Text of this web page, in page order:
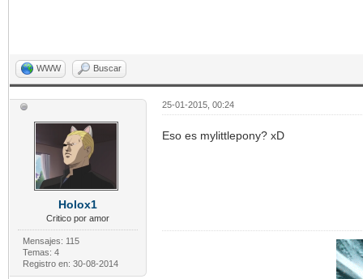
WWW Buscar
Holox1
Critico por amor
Mensajes: 115
Temas: 4
Registro en: 30-08-2014
25-01-2015, 00:24
Eso es mylittlepony? xD